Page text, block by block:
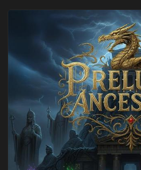
zespołowi jeszcze większej